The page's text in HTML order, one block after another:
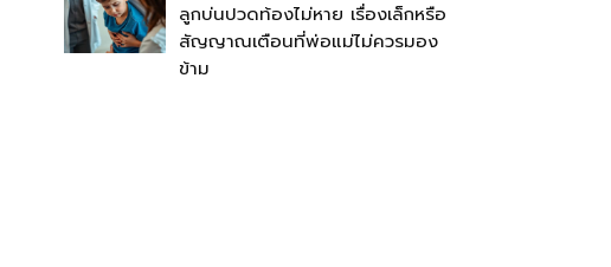
ลูกบ่นปวดท้องไม่หาย เรื่องเล็กหรือ
สัญญาณเตือนที่พ่อแม่ไม่ควรมอง
ข้าม